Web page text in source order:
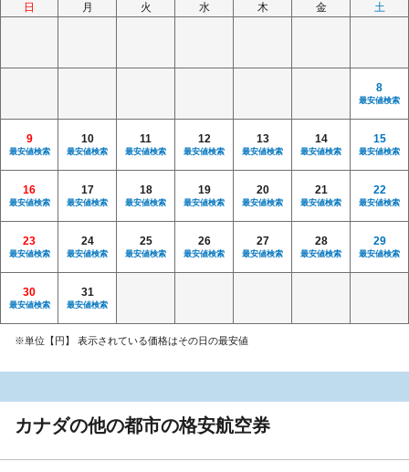
日 月 火 水 木 金 土
8
最安値検索
9
最安値検索
10
最安値検索
11
最安値検索
12
最安値検索
13
最安値検索
14
最安値検索
15
最安値検索
16
最安値検索
17
最安値検索
18
最安値検索
19
最安値検索
20
最安値検索
21
最安値検索
22
最安値検索
23
最安値検索
24
最安値検索
25
最安値検索
26
最安値検索
27
最安値検索
28
最安値検索
29
最安値検索
30
最安値検索
31
最安値検索
※単位【円】 表示されている価格はその日の最安値
カナダの他の都市の格安航空券